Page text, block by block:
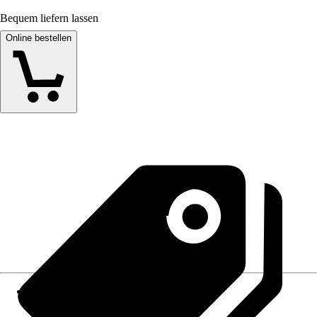
Bequem liefern lassen
Online bestellen